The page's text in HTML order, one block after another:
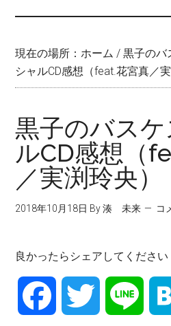
現在の場所：ホーム / 黒子のバ
シャルCD感想（feat.花宮真／実
黒子のバス
ルCD感想（
／実渕玲央）
2018年10月18日 By湊 未来 コ
良かったらシェアしてください
Facebook Twitter Line